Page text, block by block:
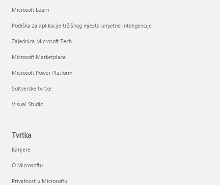
Microsoft Learn
Podrška za aplikacije tržišnog mjesta umjetne inteligencije
Zajednica Microsoft Tech
Microsoft Marketplace
Microsoft Power Platform
Softverske tvrtke
Visual Studio
Tvrtka
Karijere
O Microsoftu
Privatnost u Microsoftu